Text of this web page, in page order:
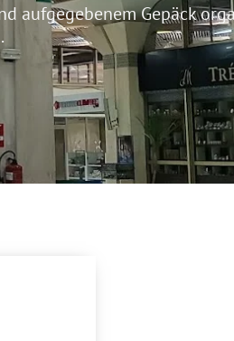
aufgegebenem Gepäck